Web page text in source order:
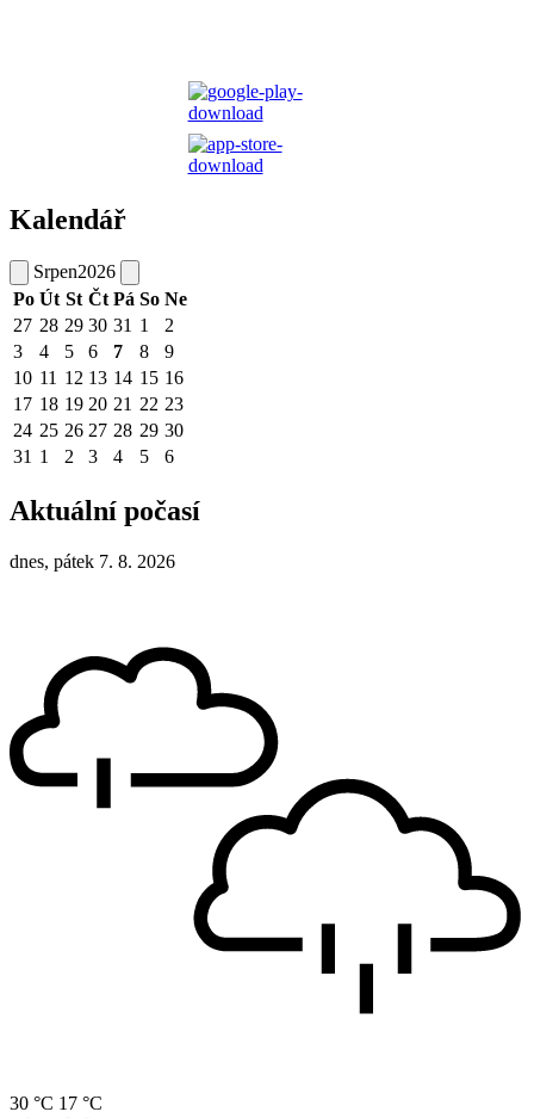
Kalendář
Srpen2026
Po Út St Čt Pá So Ne
27 28 29 30 31 1
2
3
4 5 6 7 8
9
10 11 12 13 14 15 16
17 18 19 20 21 22 23
24 25 26 27 28 29 30
31 1 2 3 4 5 6
Aktuální počasí
dnes, pátek 7. 8. 2026
30 °C 17 °C